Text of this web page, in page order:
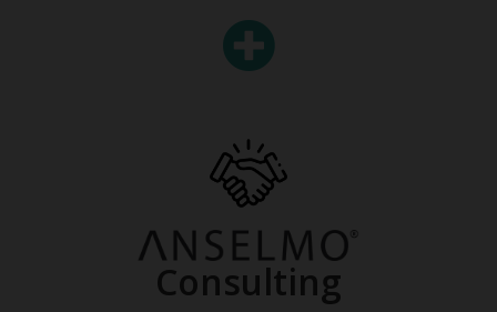
Consulting